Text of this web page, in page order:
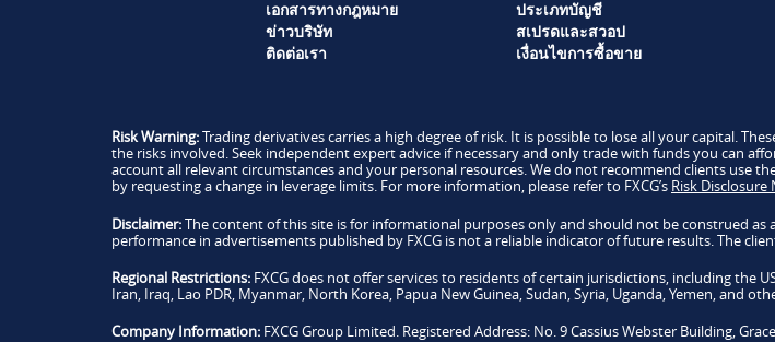
เอกสารทางกฎหมาย
ข่าวบริษัท
ติดต่อเรา
ประเภทบัญชี
สเปรดและสวอป
เงื่อนไขการซื้อขาย
Risk Warning:Trading derivatives carries a high degree of risk. It is possible to lose all your capital.
the risks involved. Seek independent expert advice if necessary and only trade with funds you can
account all relevant circumstances and your personal resources. We do not recommend clients use
by requesting a change in leverage limits. For more information, please refer to FXCG’s Risk Disclosure
Disclaimer:The content of this site is for informational purposes only and should not be construed
performance in advertisements published by FXCG is not a reliable indicator of future results. The
Regional Restrictions: FXCG does not offer services to residents of certain jurisdictions, including the
Iran, Iraq, Lao PDR, Myanmar, North Korea, Papua New Guinea, Sudan, Syria, Uganda, Yemen, and
Company Information: FXCG Group Limited. Registered Address: No. 9 Cassius Webster Building,